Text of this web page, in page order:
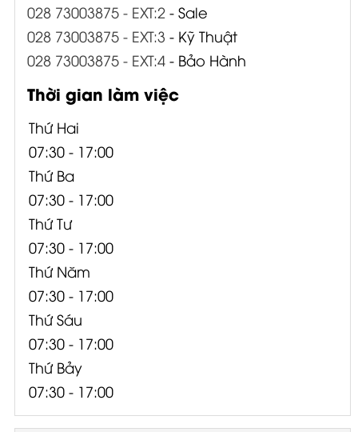
028 73003875 - EXT:2- Sale
028 73003875 - EXT:3 - Kỹ Thuật
028 73003875 - EXT:4- Bảo Hành
Thời gian làm việc
Thứ Hai
07:30 - 17:00
Thứ Ba
07:30 - 17:00
Thứ Tư
07:30 - 17:00
Thứ Năm
07:30 - 17:00
Thứ Sáu
07:30 - 17:00
Thứ Bảy
07:30 - 17:00